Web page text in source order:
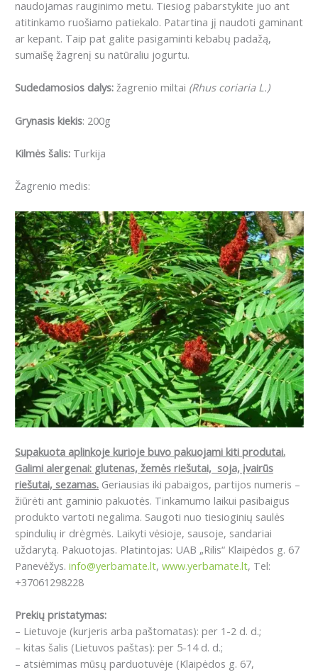
naudojamas rauginimo metu. Tiesiog pabarstykite juo ant
atitinkamo ruošiamo patiekalo. Patartina jį naudoti gaminant
ar kepant. Taip pat galite pasigaminti kebabų padažą,
sumaišę žagrenį su natūraliu jogurtu.
Sudedamosios dalys: žagrenio miltai (Rhus coriaria L.)
Grynasis kiekis: 200g
Kilmės šalis: Turkija
Žagrenio medis:
Supakuota aplinkoje kurioje buvo pakuojami kiti produtai.
Galimi alergenai: glutenas, žemės riešutai, soja, įvairūs
riešutai, sezamas. Geriausias iki pabaigos, partijos numeris –
žiūrėti ant gaminio pakuotės. Tinkamumo laikui pasibaigus
produkto vartoti negalima. Saugoti nuo tiesioginių saulės
spindulių ir drėgmės. Laikyti vėsioje, sausoje, sandariai
uždarytą. Pakuotojas. Platintojas: UAB „Rilis“ Klaipėdos g. 67
Panevėžys. info@yerbamate.lt, www.yerbamate.lt, Tel:
+37061298228
Prekių pristatymas:
– Lietuvoje (kurjeris arba paštomatas): per 1-2 d. d.;
– kitas šalis (Lietuvos paštas): per 5-14 d. d.;
– atsiėmimas mūsų parduotuvėje (Klaipėdos g. 67,